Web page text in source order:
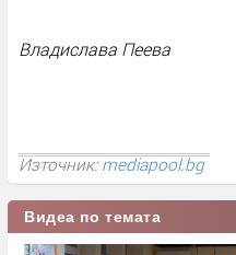
Владислава Пеева
Източник:mediapool.bg
Видеа по темата